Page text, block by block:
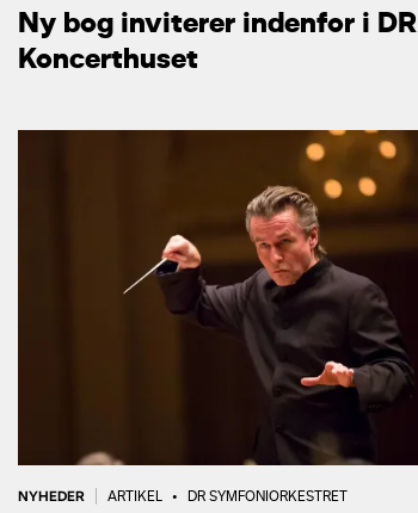
Ny bog inviterer indenfor i DR
Koncerthuset
NYHEDER ARTIKEL • DR SYMFONIORKESTRET